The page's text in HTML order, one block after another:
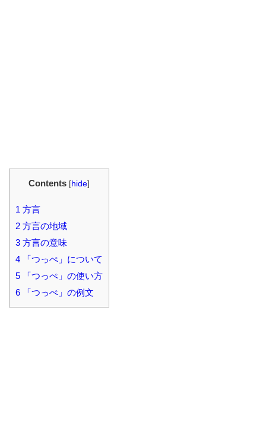
Contents [hide]
1 方言
2 方言の地域
3 方言の意味
4 「つっぺ」について
5 「つっぺ」の使い方
6 「つっぺ」の例文